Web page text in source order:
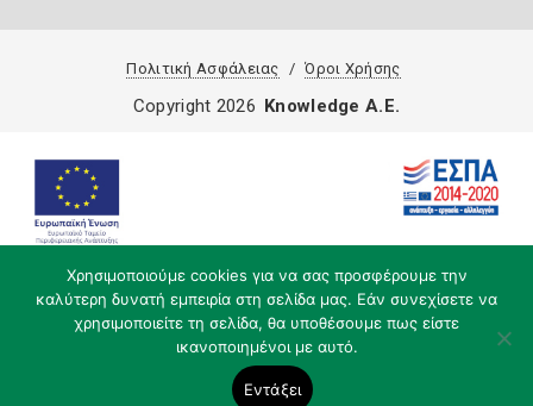
Πολιτική Ασφάλειας Όροι Χρήσης
Χρησιμοποιούμε cookies για να σας προσφέρουμε την
καλύτερη δυνατή εμπειρία στη σελίδα μας. Εάν συνεχίσετε να
χρησιμοποιείτε τη σελίδα, θα υποθέσουμε πως είστε
ικανοποιημένοι με αυτό.
Εντάξει
Copyright 2026 Knowledge A.E.